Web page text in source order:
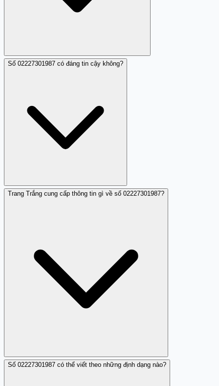
Bạn có thể báo cáo số 02227301987 cho cơ quan chức
Số 02227301987 có đáng tin cậy không?
Không, số 02227301987 đã được nhiều người cảnh báo là
Trang Trắng cung cấp thông tin gì về số 02227301987?
Trang Trắng cung cấp các bài đánh giá và cảnh báo về số
Số 02227301987 có thể viết theo những định dạng nào?